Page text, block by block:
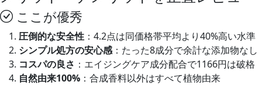
ここが優秀
圧倒的な安全性 ：4.2点は同価格帯平均より40%高い水準
シンプル処方の安心感：たった8成分で余計な添加物なし
コスパの良さ ：エイジングケア成分配合で1166円は破格
自然由来100% ：合成香料以外はすべて植物由来